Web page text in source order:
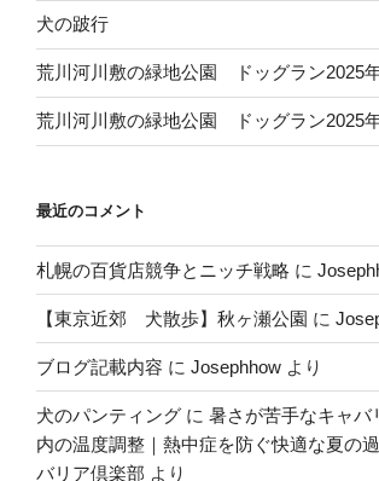
犬の跛行
荒川河川敷の緑地公園 ドッグラン2025
荒川河川敷の緑地公園 ドッグラン2025
最近のコメント
札幌の百貨店競争とニッチ戦略 に
【東京近郊 犬散歩】秋ヶ瀬公園 に
ブログ記載内容 に Josephhow より
犬のパンティング に 暑さが苦手なキャバ
内の温度調整｜熱中症を防ぐ快適な夏の
バリア倶楽部 より